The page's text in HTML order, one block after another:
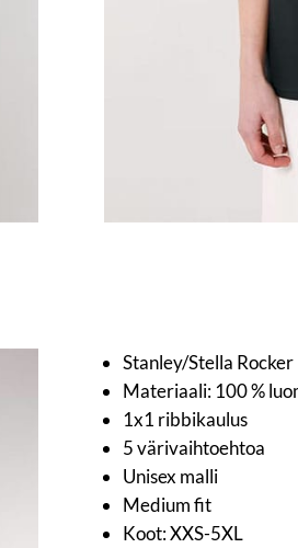
Stanley/Stella Rocker
Materiaali: 100 %
1x1 ribbikaulus
5 värivaihtoehtoa
Unisex malli
Medium fit
Koot: XXS-5XL